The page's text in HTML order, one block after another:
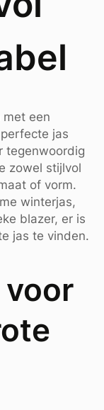
een
jas
tegenwoordig
zowel stijlvol
of vorm.
winterjas,
blazer, er is
jas te vinden.